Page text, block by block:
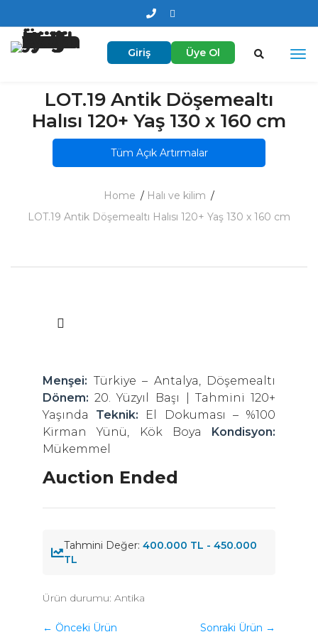
Giriş Üye Ol
LOT.19 Antik Döşemealtı
Halısı 120+ Yaş 130 x 160 cm
Tüm Açık Artırmalar
Home
Halı ve kilim
LOT.19 Antik Döşemealtı Halısı 120+ Yaş 130 x 160 cm
Menşei: Türkiye – Antalya, Döşemealtı
Dönem: 20. Yüzyıl Başı | Tahmini 120+
Yaşında Teknik: El Dokuması – %100
Kirman Yünü, Kök Boya Kondisyon:
Mükemmel
Auction Ended
Tahmini Değer: 400.000 TL - 450.000
TL
Ürün durumu: Antika
← Önceki Ürün Sonraki Ürün →